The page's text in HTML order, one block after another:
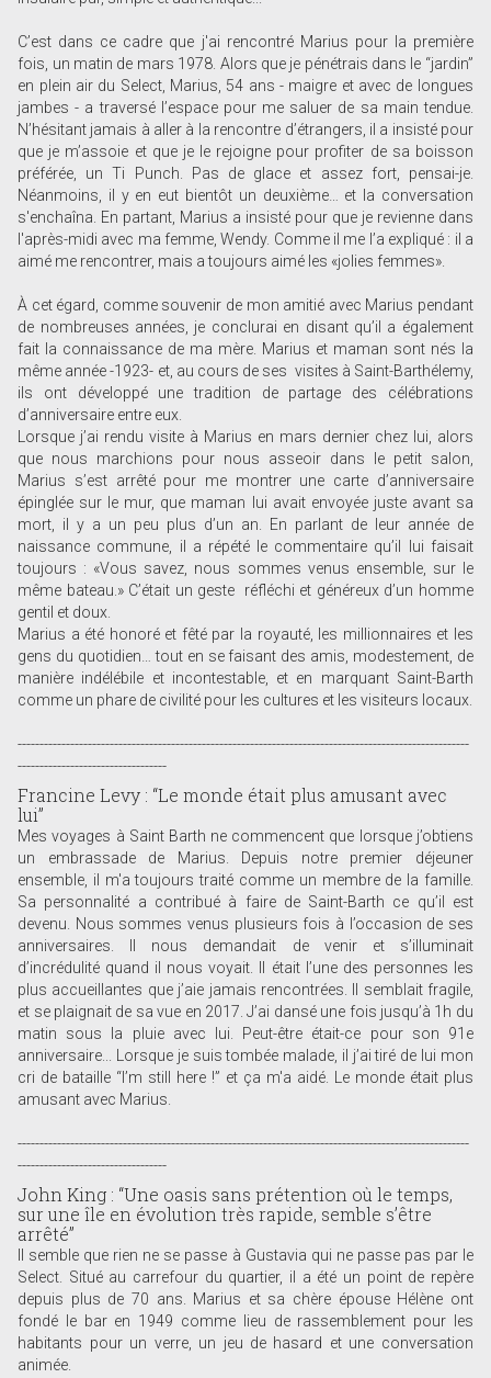
C’est dans ce cadre que j'ai rencontré Marius pour la première
fois, un matin de mars 1978. Alors que je pénétrais dans le “jardin”
en plein air du Select, Marius, 54 ans - maigre et avec de longues
jambes - a traversé l’espace pour me saluer de sa main tendue.
N’hésitant jamais à aller à la rencontre d’étrangers, il a insisté pour
que je m’assoie et que je le rejoigne pour profiter de sa boisson
préférée, un Ti Punch. Pas de glace et assez fort, pensai-je.
Néanmoins, il y en eut bientôt un deuxième… et la conversation
s'enchaîna. En partant, Marius a insisté pour que je revienne dans
l'après-midi avec ma femme, Wendy. Comme il me l’a expliqué : il a
aimé me rencontrer, mais a toujours aimé les «jolies femmes».
À cet égard, comme souvenir de mon amitié avec Marius pendant
de nombreuses années, je conclurai en disant qu’il a également
fait la connaissance de ma mère. Marius et maman sont nés la
même année -1923- et, au cours de ses visites à Saint-Barthélemy,
ils ont développé une tradition de partage des célébrations
d’anniversaire entre eux.
Lorsque j’ai rendu visite à Marius en mars dernier chez lui, alors
que nous marchions pour nous asseoir dans le petit salon,
Marius s’est arrêté pour me montrer une carte d’anniversaire
épinglée sur le mur, que maman lui avait envoyée juste avant sa
mort, il y a un peu plus d’un an. En parlant de leur année de
naissance commune, il a répété le commentaire qu’il lui faisait
toujours : «Vous savez, nous sommes venus ensemble, sur le
même bateau.» C’était un geste réfléchi et généreux d’un homme
gentil et doux.
Marius a été honoré et fêté par la royauté, les millionnaires et les
gens du quotidien… tout en se faisant des amis, modestement, de
manière indélébile et incontestable, et en marquant Saint-Barth
comme un phare de civilité pour les cultures et les visiteurs locaux.
-------------------------------------------------------------------------------------------------------
----------------------------------
Francine Levy : “Le monde était plus amusant avec
lui”
Mes voyages à Saint Barth ne commencent que lorsque j’obtiens
un embrassade de Marius. Depuis notre premier déjeuner
ensemble, il m'a toujours traité comme un membre de la famille.
Sa personnalité a contribué à faire de Saint-Barth ce qu’il est
devenu. Nous sommes venus plusieurs fois à l’occasion de ses
anniversaires. Il nous demandait de venir et s’illuminait
d’incrédulité quand il nous voyait. Il était l’une des personnes les
plus accueillantes que j’aie jamais rencontrées. Il semblait fragile,
et se plaignait de sa vue en 2017. J’ai dansé une fois jusqu’à 1h du
matin sous la pluie avec lui. Peut-être était-ce pour son 91e
anniversaire... Lorsque je suis tombée malade, il j’ai tiré de lui mon
cri de bataille “I’m still here !” et ça m'a aidé. Le monde était plus
amusant avec Marius.
-------------------------------------------------------------------------------------------------------
----------------------------------
John King : “Une oasis sans prétention où le temps,
sur une île en évolution très rapide, semble s’être
arrêté”
Il semble que rien ne se passe à Gustavia qui ne passe pas par le
Select. Situé au carrefour du quartier, il a été un point de repère
depuis plus de 70 ans. Marius et sa chère épouse Hélène ont
fondé le bar en 1949 comme lieu de rassemblement pour les
habitants pour un verre, un jeu de hasard et une conversation
animée.